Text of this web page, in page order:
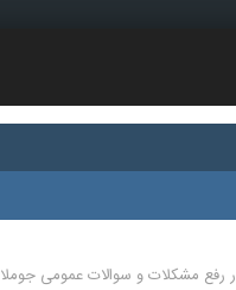
رفع مشکلات و سوالات عمومی جوملا 1.7 و 2.5